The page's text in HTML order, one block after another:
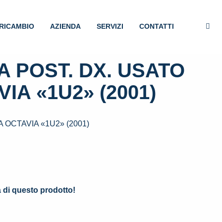
AZIENDA SERVIZI CONTATTI
POST. DX. USATO
«1U2» (2001)
OCTAVIA «1U2» (2001)
di questo prodotto!